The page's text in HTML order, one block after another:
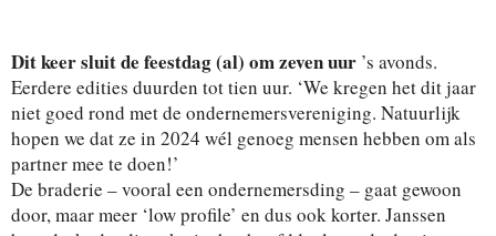
Dit keer sluit de feestdag (al) om zeven uur ’s avonds.
Eerdere edities duurden tot tien uur. ‘We kregen het dit jaar
niet goed rond met de ondernemersvereniging. Natuurlijk
hopen we dat ze in 2024 wél genoeg mensen hebben om als
partner mee te doen!’
De braderie – vooral een ondernemersding – gaat gewoon
door, maar meer ‘low profile’ en dus ook korter. Janssen